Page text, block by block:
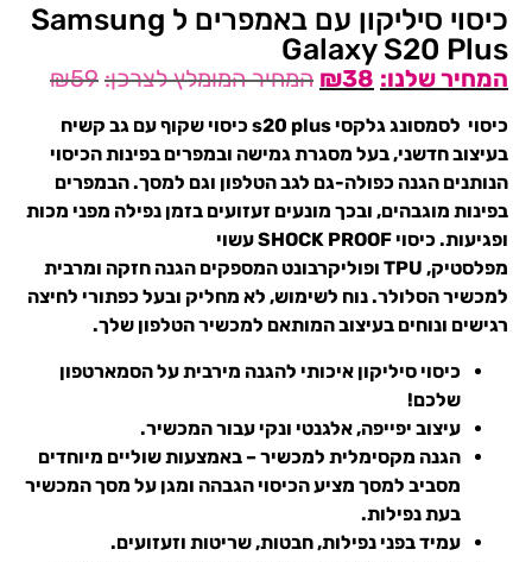
כיסוי סיליקון עם באמפרים ל Samsung
Galaxy S20 Plus
₪59 ₪38
כיסוי לסמסונג גלקסי s20 plus כיסוי שקוף עם גב קשיח
בעיצוב חדשני, בעל מסגרת גמישה ובמפרים בפינות הכיסוי
הנותנים הגנה כפולה-גם לגב הטלפון וגם למסך. הבמפרים
בפינות מוגבהים, ובכך מונעים זעזועים בזמן נפילה מפני מכות
ופגיעות. כיסוי SHOCK PROOF עשוי
מפלסטיק, TPU ופוליקרבונט המספקים הגנה חזקה ומרבית
למכשיר הסלולר. נוח לשימוש, לא מחליק ובעל כפתורי לחיצה
רגישים ונוחים בעיצוב המותאם למכשיר הטלפון שלך.
כיסוי סיליקון איכותי להגנה מירבית על הסמארטפון
שלכם!
עיצוב יפייפה, אלגנטי ונקי עבור המכשיר.
הגנה מקסימלית למכשיר – באמצעות שוליים מיוחדים
מסביב למסך מציע הכיסוי הגבהה ומגן על מסך המכשיר
בעת נפילות.
עמיד בפני נפילות, חבטות, שריטות וזעזועים.